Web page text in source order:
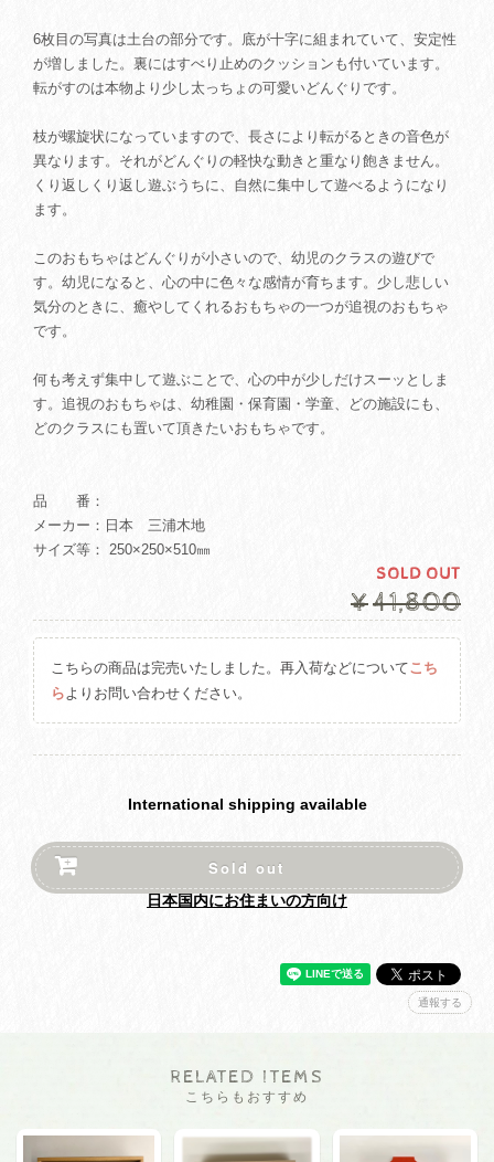
6枚目の写真は土台の部分です。底が十字に組まれていて、安定性
が増しました。裏にはすべり止めのクッションも付いています。
転がすのは本物より少し太っちょの可愛いどんぐりです。
枝が螺旋状になっていますので、長さにより転がるときの音色が
異なります。それがどんぐりの軽快な動きと重なり飽きません。
くり返しくり返し遊ぶうちに、自然に集中して遊べるようになり
ます。
このおもちゃはどんぐりが小さいので、幼児のクラスの遊びで
す。幼児になると、心の中に色々な感情が育ちます。少し悲しい
気分のときに、癒やしてくれるおもちゃの一つが追視のおもちゃ
です。
何も考えず集中して遊ぶことで、心の中が少しだけスーッとしま
す。追視のおもちゃは、幼稚園・保育園・学童、どの施設にも、
どのクラスにも置いて頂きたいおもちゃです。
品 番：
メーカー：日本 三浦木地
サイズ等： 250×250×510㎜
SOLD OUT
¥41,800
こちらの商品は完売いたしました。再入荷などについてこち
ら よりお問い合わせください。
International shipping available
Sold out
日本国内にお住まいの方向け
通報する
RELATED ITEMS
こちらもおすすめ